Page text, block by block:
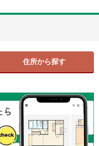
住所から探す